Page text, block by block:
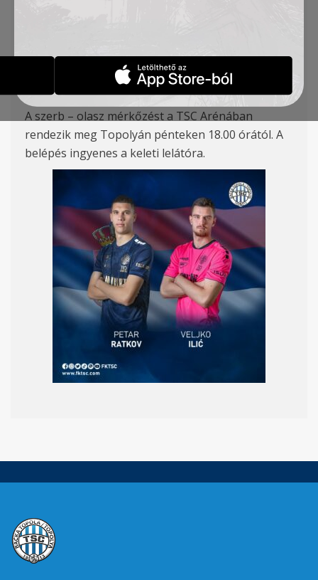
válogatottba, amely két barátságos mérkőzést
játszik: március 24-én Olaszországgal, 28-án pedig
az USA válogatottjával. Gratulálunk fiúk!
A szerb – olasz mérkőzést a TSC Arénában
rendezik meg Topolyán pénteken 18.00 órától. A
belépés ingyenes a keleti lelátóra.